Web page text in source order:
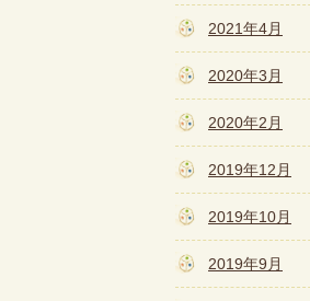
2021年4月
2020年3月
2020年2月
2019年12月
2019年10月
2019年9月